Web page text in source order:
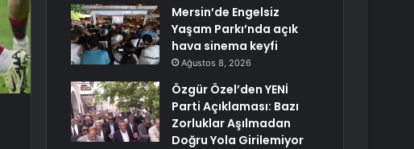
Mersin’de Engelsiz
Yaşam Parkı’nda açık
hava sinema keyfi
Ağustos 8, 2026
Özgür Özel’den YENİ
Parti Açıklaması: Bazı
Zorluklar Aşılmadan
Doğru Yola Girilemiyor